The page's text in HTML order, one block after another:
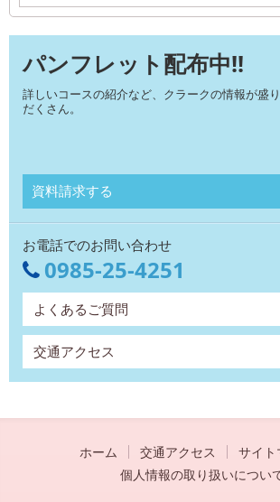
パンフレット配布中!!
詳しいコースの紹介など、クラークの情報が盛り
だくさん。
資料請求する
お電話でのお問い合わせ
0985-25-4251
よくあるご質問
交通アクセス
ホーム 交通アクセス
サイト
個人情報の取り扱いについ